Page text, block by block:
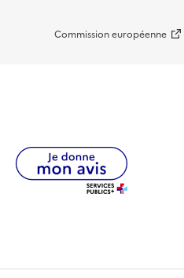
Commission européenne